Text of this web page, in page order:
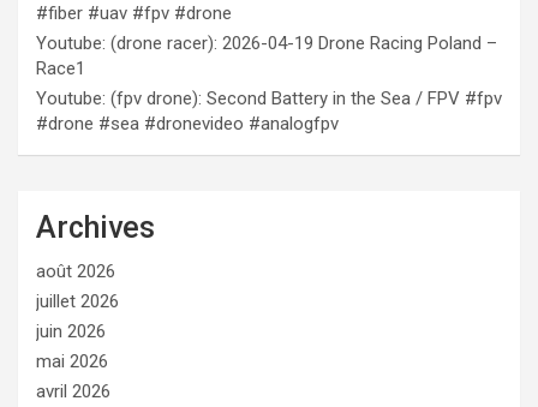
#fiber #uav #fpv #drone
Youtube: (drone racer): 2026-04-19 Drone Racing Poland –
Race1
Youtube: (fpv drone): Second Battery in the Sea / FPV #fpv
#drone #sea #dronevideo #analogfpv
Archives
août 2026
juillet 2026
juin 2026
mai 2026
avril 2026